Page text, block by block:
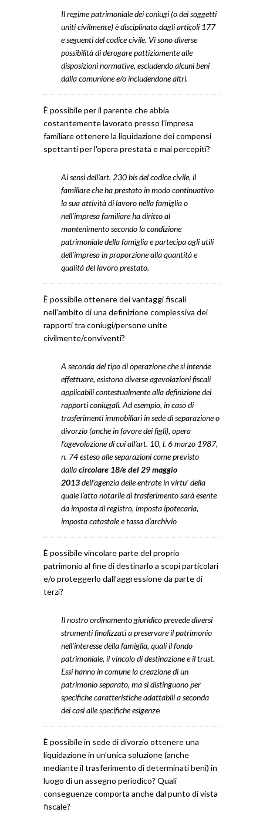
Il regime patrimoniale dei coniugi (o dei soggetti
uniti civilmente) è disciplinato dagli articoli 177
e seguenti del codice civile. Vi sono diverse
possibilità di derogare pattiziamente alle
disposizioni normative, escludendo alcuni beni
dalla comunione e/o includendone altri.
È possibile per il parente che abbia
costantemente lavorato presso l'impresa
familiare ottenere la liquidazione dei compensi
spettanti per l'opera prestata e mai percepiti?
Ai sensi dell’art. 230 bis del codice civile, il
familiare che ha prestato in modo continuativo
la sua attività di lavoro nella famiglia o
nell'impresa familiare ha diritto al
mantenimento secondo la condizione
patrimoniale della famiglia e partecipa agli utili
dell'impresa in proporzione alla quantità e
qualità del lavoro prestato.
È possibile ottenere dei vantaggi fiscali
nell'ambito di una definizione complessiva dei
rapporti tra coniugi/persone unite
civilmente/conviventi?
A seconda del tipo di operazione che si intende
effettuare, esistono diverse agevolazioni fiscali
applicabili contestualmente alla definizione dei
rapporti coniugali. Ad esempio, in caso di
trasferimenti immobiliari in sede di separazione o
divorzio (anche in favore dei figli), opera
l’agevolazione di cui all’art. 10, l. 6 marzo 1987,
n. 74 esteso alle separazioni come previsto
dallacircolare 18/e del 29 maggio
2013dell’agenzia delle entrate in virtu’ della
quale l’atto notarile di trasferimento sarà esente
da imposta di registro, imposta ipotecaria,
imposta catastale e tassa d’archivio
È possibile vincolare parte del proprio
patrimonio al fine di destinarlo a scopi particolari
e/o proteggerlo dall'aggressione da parte di
terzi?
Il nostro ordinamento giuridico prevede diversi
strumenti finalizzati a preservare il patrimonio
nell’interesse della famiglia, quali il fondo
patrimoniale, il vincolo di destinazione e il trust.
Essi hanno in comune la creazione di un
patrimonio separato, ma si distinguono per
specifiche caratteristiche adattabili a seconda
dei casi alle specifiche esigenze
È possibile in sede di divorzio ottenere una
liquidazione in un'unica soluzione (anche
mediante il trasferimento di determinati beni) in
luogo di un assegno periodico? Quali
conseguenze comporta anche dal punto di vista
fiscale?